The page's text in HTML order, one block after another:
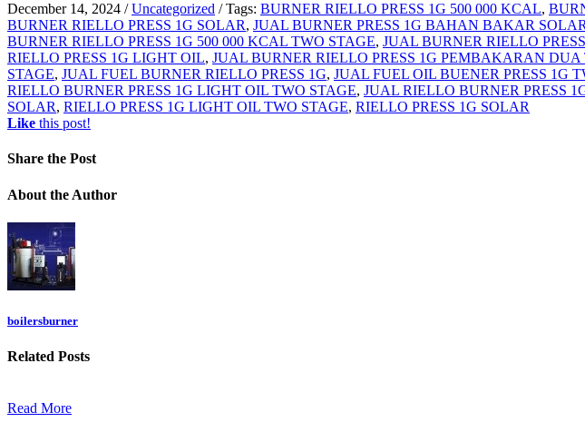
December 14, 2024 / Uncategorized / Tags: BURNER RIELLO PRESS 1G 500 000 KCAL,
BURNER RIELLO PRESS 1G SOLAR, JUAL BURNER PRESS 1G BAHAN BAKAR SOLAR
BURNER RIELLO PRESS 1G 500 000 KCAL TWO STAGE, JUAL BURNER RIELLO
RIELLO PRESS 1G LIGHT OIL, JUAL BURNER RIELLO PRESS 1G PEMBAKARAN DUA
STAGE, JUAL FUEL BURNER RIELLO PRESS 1G, JUAL FUEL OIL BUENER PRESS 1G
RIELLO BURNER PRESS 1G LIGHT OIL TWO STAGE, JUAL RIELLO BURNER PRESS
SOLAR, RIELLO PRESS 1G LIGHT OIL TWO STAGE, RIELLO PRESS 1G SOLAR
Like this post!
Share the Post
About the Author
boilersburner
Related Posts
Read More